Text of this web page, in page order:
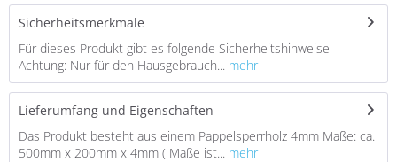
Sicherheitsmerkmale
Für dieses Produkt gibt es folgende Sicherheitshinweise
Achtung: Nur für den Hausgebrauch...
mehr
Lieferumfang und Eigenschaften
Das Produkt besteht aus einem Pappelsperrholz 4mm Maße: ca.
500mm x 200mm x 4mm ( Maße ist...
mehr